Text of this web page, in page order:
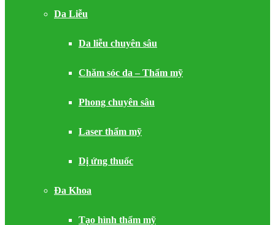
Da Liễu
Da liễu chuyên sâu
Chăm sóc da – Thẩm mỹ
Phong chuyên sâu
Laser thẩm mỹ
Dị ứng thuốc
Đa Khoa
Tạo hình thẩm mỹ